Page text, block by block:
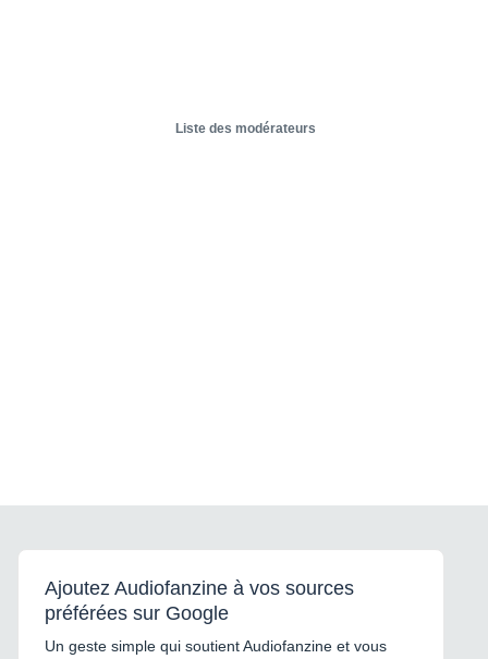
Liste des modérateurs
Ajoutez Audiofanzine à vos sources
préférées sur Google
Un geste simple qui soutient Audiofanzine et vous